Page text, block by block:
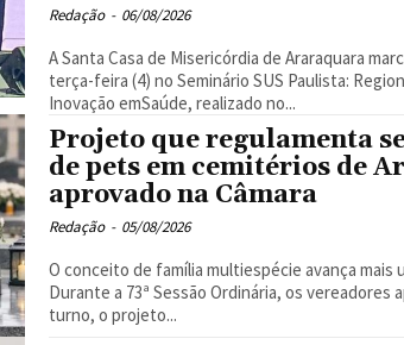
Redação - 06/08/2026
A Santa Casa de Misericórdia de Araraquara
terça-feira (4) no Seminário SUS Paulista:
Inovação emSaúde, realizado no...
Projeto que regulamenta
de pets em cemitérios de
aprovado na Câmara
Redação - 05/08/2026
O conceito de família multiespécie avança mais
Durante a 73ª Sessão Ordinária, os vereadores
turno, o projeto...